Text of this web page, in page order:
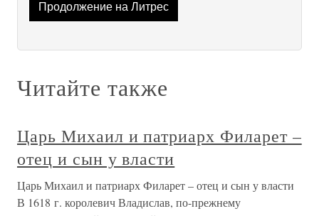
Продолжение на Литрес
Читайте также
Царь Михаил и патриарх Филарет –
отец и сын у власти
Царь Михаил и патриарх Филарет – отец и сын у власти
В 1618 г. королевич Владислав, по-прежнему